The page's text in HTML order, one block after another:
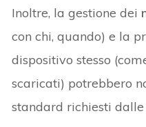
Inoltre, la gestione dei
con chi, quando) e la
dispositivo stesso
scaricati) potrebbero
standard richiesti